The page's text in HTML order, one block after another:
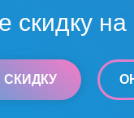
СКИДКУ
скидку